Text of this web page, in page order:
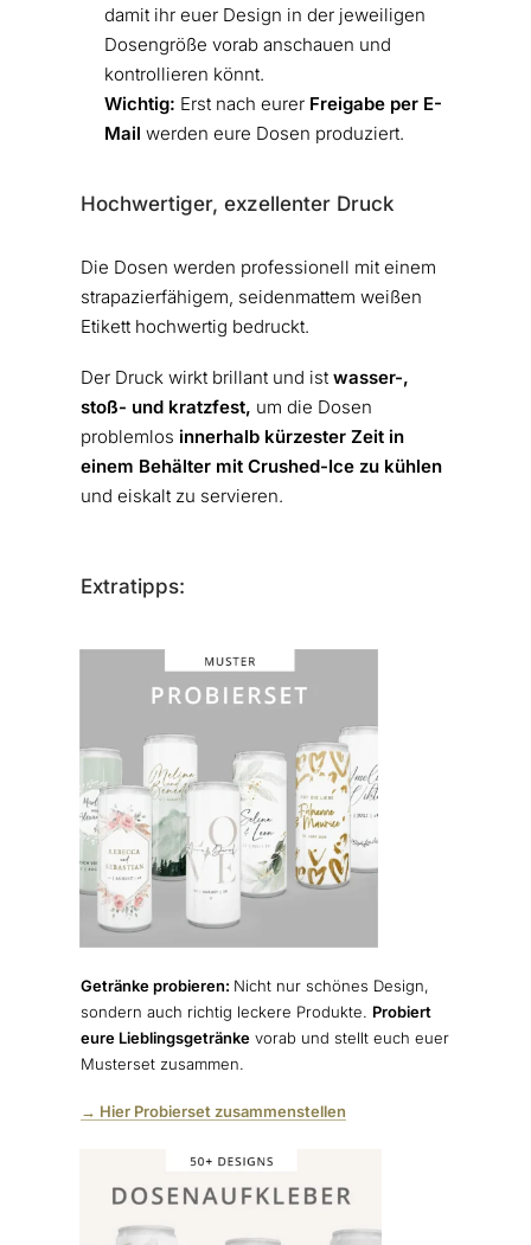
damit ihr euer Design in der jeweiligen
Dosengröße vorab anschauen und
kontrollieren könnt.
Wichtig: Erst nach eurer Freigabeper E-
Mail werden eure Dosen produziert.
Hochwertiger, exzellenter Druck
Die Dosen werden professionell mit einem
strapazierfähigem, seidenmattem weißen
Etikett hochwertig bedruckt.
Der Druck wirkt brillant und ist wasser-,
stoß- und kratzfest, um die Dosen
problemlos innerhalb kürzester Zeit in
einem Behälter mit Crushed-Ice zu kühlen
und eiskalt zu servieren.
Extratipps:
Getränke probieren: Nicht nur schönes Design,
sondern auch richtig leckere Produkte. Probiert
eure Lieblingsgetränkevorab und stellt euch euer
Musterset zusammen.
→ Hier Probierset zusammenstellen